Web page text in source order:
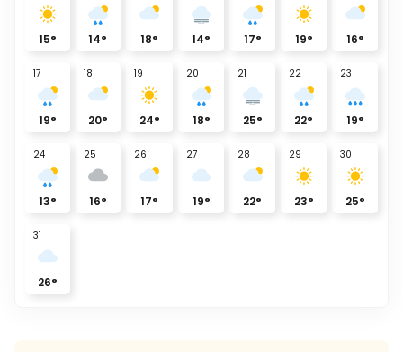
15° 14° 18° 14° 17° 19° 16°
17
19°
18
20°
19
24°
20
18°
21
25°
22
22°
23
19°
24
13°
25
16°
26
17°
27
19°
28
22°
29
23°
30
25°
31
26°